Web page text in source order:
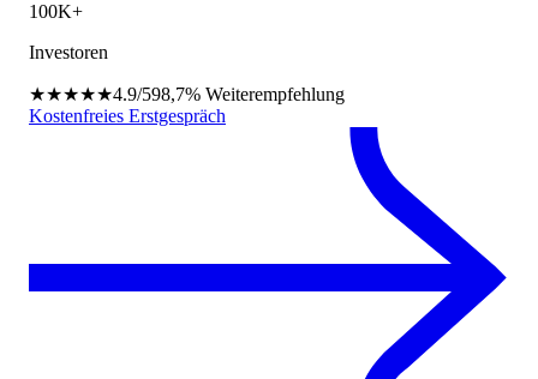
100K+
Investoren
★★★★★4.9/598,7% Weiterempfehlung
Kostenfreies Erstgespräch